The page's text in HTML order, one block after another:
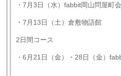
・7月3日（水）fabbit岡山問屋町
・7月13日（土）倉敷物語館
2日間コース
・6月21日（金）・28日（金）